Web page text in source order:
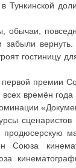
гостиницу
премии
времён
Союза